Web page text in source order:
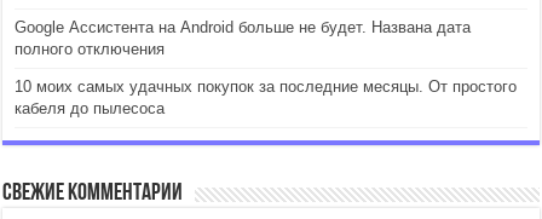
Google Ассистента на Android больше не будет. Названа дата
полного отключения
10 моих самых удачных покупок за последние месяцы. От простого
кабеля до пылесоса
Свежие комментарии